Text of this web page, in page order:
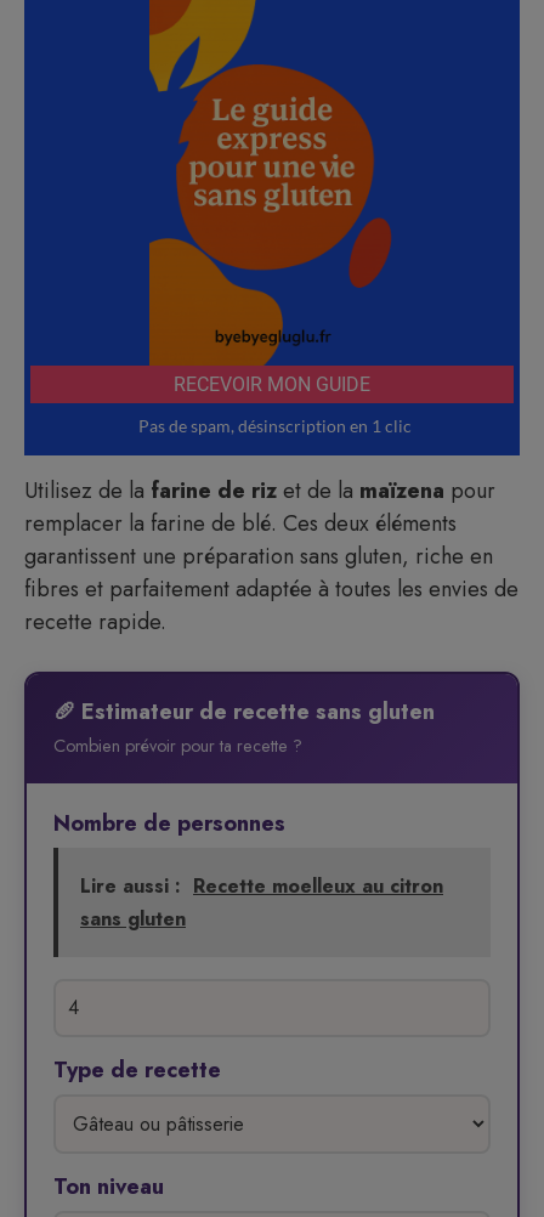
Utilisez de la farine de rizet de la maïzena pour
remplacer la farine de blé. Ces deux éléments
garantissent une préparation sans gluten, riche en
fibres et parfaitement adaptée à toutes les envies de
recette rapide.
🥖 Estimateur de recette sans gluten
Combien prévoir pour ta recette ?
Nombre de personnes
Lire aussi : Recette moelleux au citron
sans gluten
Type de recette
Ton niveau